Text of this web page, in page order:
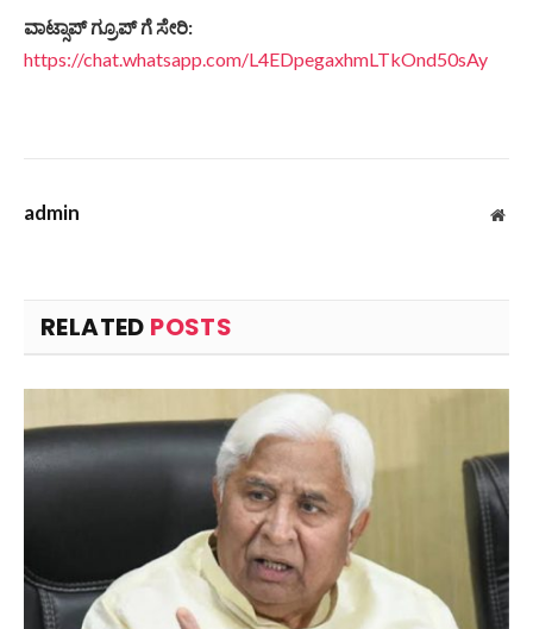
ವಾಟ್ಸಾಪ್ ಗ್ರೂಪ್ ಗೆ ಸೇರಿ:
https://chat.whatsapp.com/L4EDpegaxhmLTkOnd50sAy
admin
RELATED POSTS